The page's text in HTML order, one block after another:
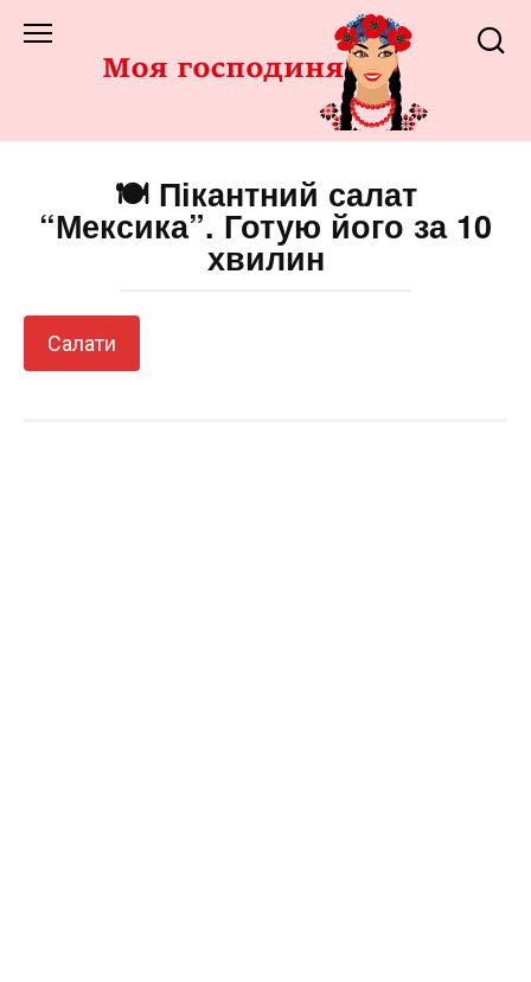
до
🍽️ Пікантний салат
“Мексика”. Готую його за 10
хвилин
Салати